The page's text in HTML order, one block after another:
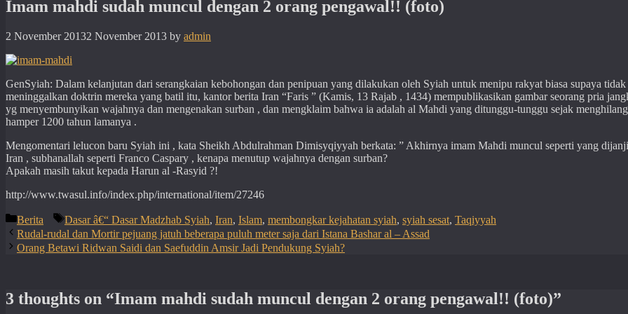
Imam mahdi sudah muncul dengan 2 orang pengawal!! (foto)
2 November 20132 November 2013 by admin
GenSyiah: Dalam kelanjutan dari serangkaian kebohongan dan penipuan yang dilakukan oleh Syiah untuk menipu rakyat biasa supaya tidak
meninggalkan doktrin mereka yang batil itu, kantor berita Iran “Faris ” (Kamis, 13 Rajab , 1434) mempublikasikan gambar seorang pria
yg menyembunyikan wajahnya dan mengenakan surban , dan mengklaim bahwa ia adalah al Mahdi yang ditunggu-tunggu sejak menghilang
hamper 1200 tahun lamanya .
Mengomentari lelucon baru Syiah ini , kata Sheikh Abdulrahman Dimisyqiyyah berkata: ” Akhirnya imam Mahdi muncul seperti yang
Iran , subhanallah seperti Franco Caspary , kenapa menutup wajahnya dengan surban?
Apakah masih takut kepada Harun al -Rasyid ?!
http://www.twasul.info/index.php/international/item/27246
Categories
Berita Tags
Dasar â€“ Dasar Madzhab Syiah, Iran, Islam, membongkar kejahatan syiah, syiah sesat, Taqiyyah
Rudal-rudal dan Mortir pejuang jatuh beberapa puluh meter saja dari Istana Bashar al – Assad
Orang Betawi Ridwan Saidi dan Saefuddin Amsir Jadi Pendukung Syiah?
3 thoughts on “Imam mahdi sudah muncul dengan 2 orang pengawal!! (foto)”